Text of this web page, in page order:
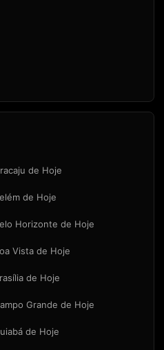
de Hoje
de Hoje
Horizonte de Hoje
Vista de Hoje
de Hoje
Grande de Hoje
de Hoje